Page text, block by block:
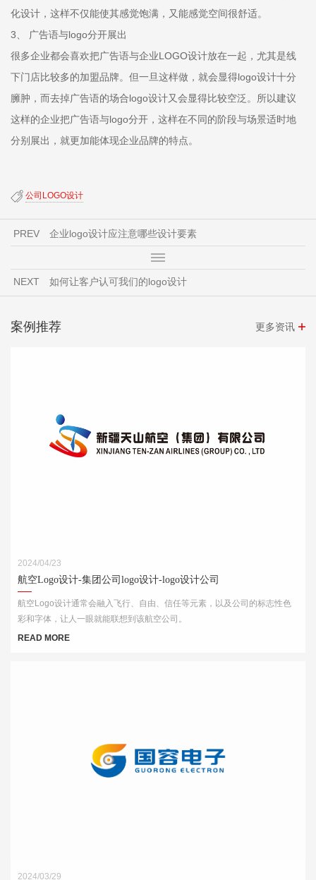
化设计，这样不仅能使其感觉饱满，又能感觉空间很舒适。
3、 广告语与logo分开展出
很多企业都会喜欢把广告语与企业LOGO设计放在一起，尤其是线
下门店比较多的加盟品牌。但一旦这样做，就会显得logo设计十分
臃肿，而去掉广告语的场合logo设计又会显得比较空泛。所以建议
这样的企业把广告语与logo分开，这样在不同的阶段与场景适时地
分别展出，就更加能体现企业品牌的特点。
公司LOGO设计
PREV ​企业logo设计应注意哪些设计要素
NEXT ​如何让客户认可我们的logo设计
案例推荐 更多资讯
2024/04/23
航空Logo设计-集团公司logo设计-logo设计公司
航空Logo设计通常会融入飞行、自由、信任等元素，以及公司的标志性色
彩和字体，让人一眼就能联想到该航空公司。
READ MORE
2024/03/29